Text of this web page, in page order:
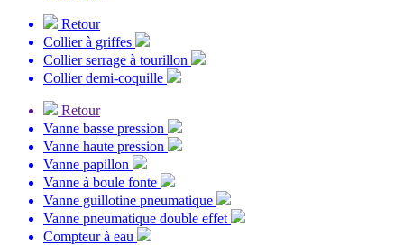
Retour
Collier à griffes
Collier serrage à tourillon
Collier demi-coquille
Retour
Vanne basse pression
Vanne haute pression
Vanne papillon
Vanne à boule fonte
Vanne guillotine pneumatique
Vanne pneumatique double effet
Compteur à eau